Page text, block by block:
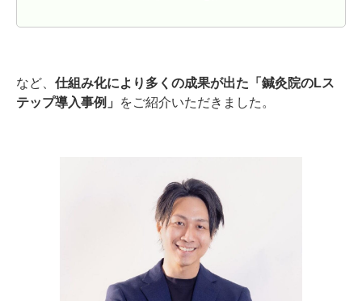
など、 仕組み化により多くの成果が出た「鍼灸院のLス
テップ導入事例」
をご紹介いただきました。